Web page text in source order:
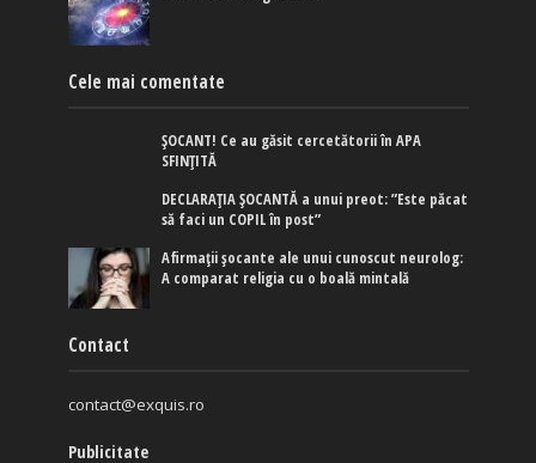
Cele mai comentate
ȘOCANT! Ce au găsit cercetătorii în APA
SFINȚITĂ
DECLARAȚIA ȘOCANTĂ a unui preot: ”Este păcat
să faci un COPIL în post”
Afirmaţii şocante ale unui cunoscut neurolog:
A comparat religia cu o boală mintală
Contact
contact@exquis.ro
Publicitate